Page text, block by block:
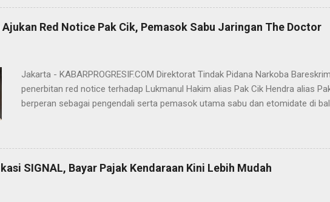
terdakwa Ervan tersebut tidak terdapat unsur penipuan sehingga dianggap
Menurut majelis hakim, kasus yang menjerat Ervan merupakan hubungan hukum
itulah, terdakwa Ervan diputus bebas dari tuntutan hukum (onslag van alle recht
Red Notice Pak Cik, Pemasok Sabu Jaringan The Doctor
Jakarta - KABARPROGRESIF.COM Direktorat Tindak Pidana Narkoba
penerbitan red notice terhadap Lukmanul Hakim alias Pak Cik Hendra alias
berperan sebagai pengendali serta pemasok utama sabu dan etomidate di
DPO Lukmanul Hakim alias Hendra alias Pak Haji," kata Direktur Tindak
Bareskrim Polri Brigjen Eko Hadi Santoso. dalam keterangannya, Rabu (20/5).
merupakan warga negara Indonesia (WNI) asal Aceh yang saat ini terdeteksi
belakangan status kewarganegaraan sudah berpindah menjadi warga negara
SIGNAL, Bayar Pajak Kendaraan Kini Lebih Mudah